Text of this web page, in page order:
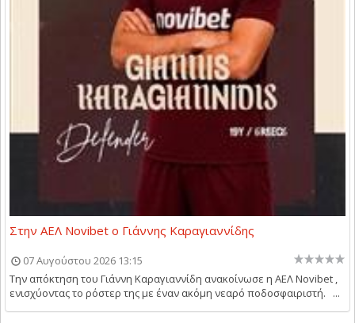
Στην ΑΕΛ Novibet ο Γιάννης Καραγιαννίδης
07 Αυγούστου 2026 13:15
Την απόκτηση του Γιάννη Καραγιαννίδη ανακοίνωσε η ΑΕΛ Novibet ,
ενισχύοντας το ρόστερ της με έναν ακόμη νεαρό ποδοσφαιριστή. ...